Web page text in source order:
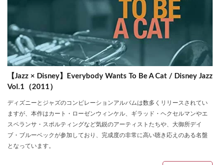
【Jazz × Disney】Everybody Wants To Be A Cat / Disney Jazz
Vol.1（2011）
ディズニーとジャズのコンピレーションアルバムは数多くリリースされてい
ますが、本作はカート・ローゼンウィンケル、ギラッド・ヘクセルマンやエ
スペランサ・スポルティングなど気鋭のアーティストたちや、大御所デイ
ブ・ブルーベックが参加しており、完成度の非常に高い聴き応えのある名盤
となっています。